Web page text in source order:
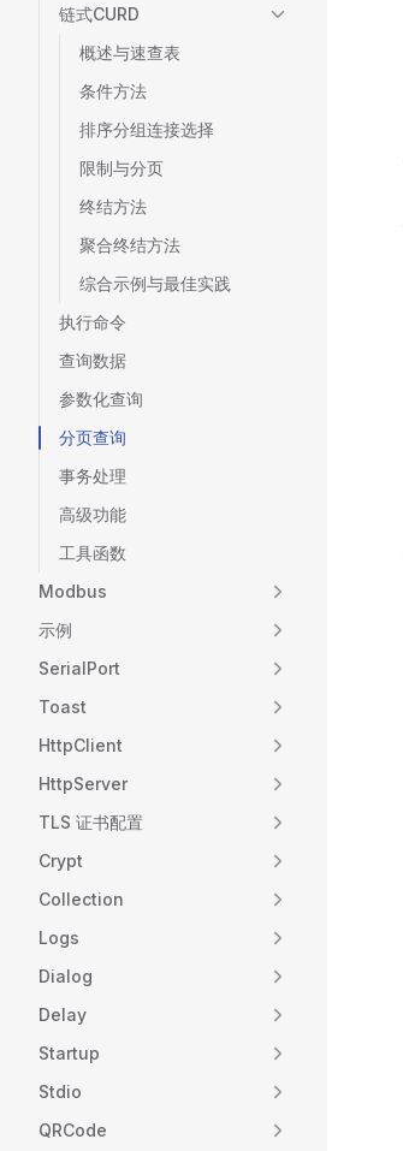
链式CURD
概述与速查表
条件方法
排序分组连接选择
限制与分页
终结方法
聚合终结方法
综合示例与最佳实践
执行命令
查询数据
参数化查询
分页查询
事务处理
高级功能
工具函数
Modbus
示例
SerialPort
Toast
HttpClient
HttpServer
TLS 证书配置
Crypt
Collection
Logs
Dialog
Delay
Startup
Stdio
QRCode